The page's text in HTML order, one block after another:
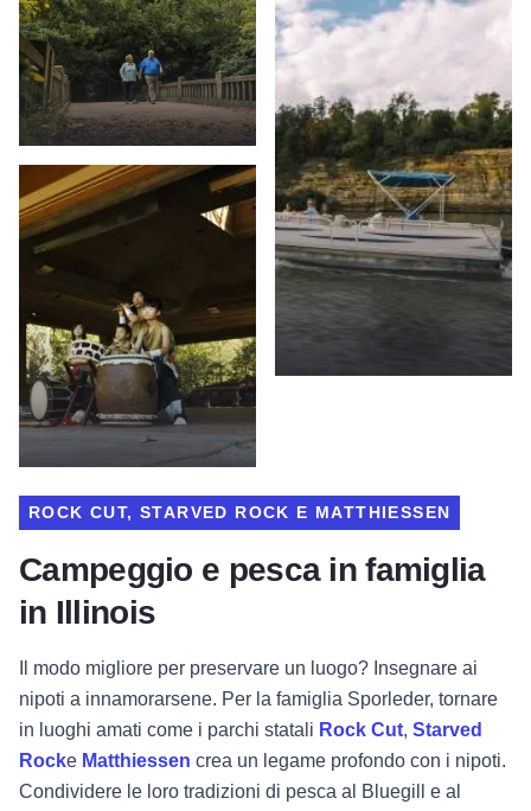
Campeggio e pesca in famiglia
in Illinois
ROCK CUT, STARVED ROCK E MATTHIESSEN
Il modo migliore per preservare un luogo? Insegnare ai
nipoti a innamorarsene. Per la famiglia Sporleder, tornare
in luoghi amati come i parchi statali Rock Cut, Starved
Rocke Matthiessen crea un legame profondo con i nipoti.
Condividere le loro tradizioni di pesca al Bluegill e al